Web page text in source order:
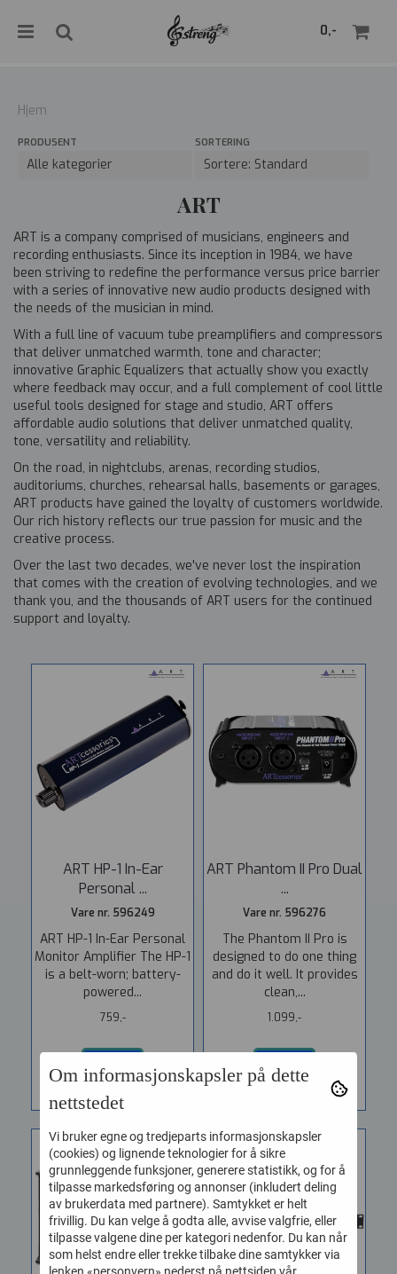
0,-
Hjem
PRODUSENT SORTERING
ART
ART is a company comprised of musicians, engineers and
recording enthusiasts. Since its inception in 1984, we have
been striving to redefine the performance versus price barrier
with a series of innovative new audio products designed with
the needs of the musician in mind.
With a full line of vacuum tube preamplifiers and compressors
that deliver unmatched warmth, tone and character;
innovative Graphic Equalizers that actually show you exactly
where feedback may occur, and a full complement of cool little
useful tools designed for stage and studio, ART offers
affordable audio solutions that deliver unmatched quality,
tone, versatility and reliability.
On the road, in nightclubs, arenas, recording studios,
auditoriums, churches, rehearsal halls, basements or garages,
ART products have gained the loyalty of customers worldwide.
Our rich history reflects our true passion for music and the
creative process.
Over the last two decades, we've never lost the inspiration
that comes with the creation of evolving technologies, and we
thank you, and the thousands of ART users for the continued
support and loyalty.
ART HP-1 In-Ear
Personal ...
Vare nr. 596249
ART HP-1 In-Ear Personal
Monitor Amplifier The HP-1
is a belt-worn; battery-
powered...
759,-
KJØP
ART Phantom II Pro Dual
...
Vare nr. 596276
The Phantom II Pro is
designed to do one thing
and do it well. It provides
clean,...
1.099,-
KJØP
Om informasjonskapsler på dette
nettstedet
Vi bruker egne og tredjeparts informasjonskapsler
(cookies) og lignende teknologier for å sikre
grunnleggende funksjoner, generere statistikk, og for å
tilpasse markedsføring og annonser (inkludert deling
av brukerdata med partnere). Samtykket er helt
frivillig. Du kan velge å godta alle, avvise valgfrie, eller
tilpasse valgene dine per kategori nedenfor. Du kan når
som helst endre eller trekke tilbake dine samtykker via
lenken «personvern» nederst på nettsiden vår.